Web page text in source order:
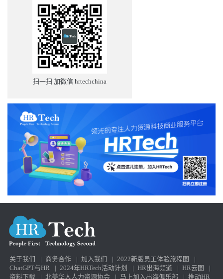
扫一扫 加微信 hrtechchina
关于我们 | 商务合作 | 加入我们 | 2022新版员工体验旅程图
|
ChatGPT与HR
| 2024年HRTech活动计划 | HR出海频道 | HR云图
|
资料下载
| 北美华人人力资源协会 | 马上加入出海俱乐部 | 推动HR